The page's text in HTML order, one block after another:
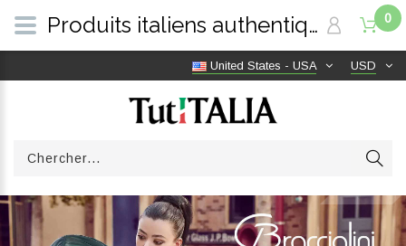
USD
United States - USA
0
Produits italiens authentiques, livraison gratuite dans le monde entier | TutITALIA